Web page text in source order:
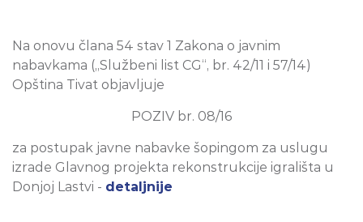
Na onovu člana 54 stav 1 Zakona o javnim
nabavkama („Službeni list CG“, br. 42/11 i 57/14)
Opština Tivat objavljuje
POZIV br. 08/16
za postupak javne nabavke šopingom za uslugu
izrade Glavnog projekta rekonstrukcije igrališta u
Donjoj Lastvi - detaljnije